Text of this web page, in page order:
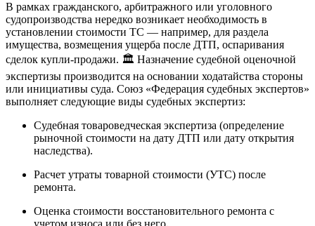
В рамках гражданского, арбитражного или уголовного
судопроизводства нередко возникает необходимость в
установлении стоимости ТС — например, для раздела
имущества, возмещения ущерба после ДТП, оспаривания
сделок купли-продажи. 🏛️ Назначение судебной оценочной
экспертизы производится на основании ходатайства стороны
или инициативы суда. Союз «Федерация судебных экспертов»
выполняет следующие виды судебных экспертиз:
Судебная товароведческая экспертиза (определение
рыночной стоимости на дату ДТП или дату открытия
наследства).
Расчет утраты товарной стоимости (УТС) после
ремонта.
Оценка стоимости восстановительного ремонта с